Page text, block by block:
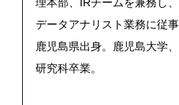
理本部、IRチームを兼務し
データアナリスト業務に従事
鹿児島県出身。鹿児島大学
研究科卒業。